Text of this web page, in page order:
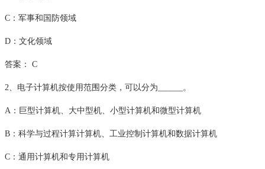
C：军事和国防领域
D：文化领域
答案： C
2、电子计算机按使用范围分类，可以分为______。
A：巨型计算机、大中型机、小型计算机和微型计算机
B：科学与过程计算计算机、工业控制计算机和数据计算机
C：通用计算机和专用计算机